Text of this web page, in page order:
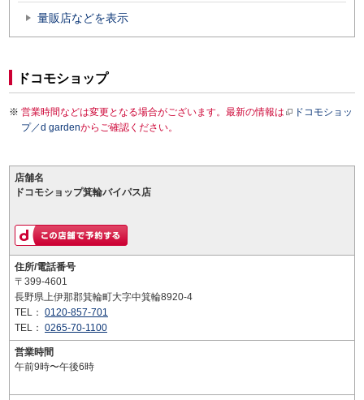
量販店などを表示
ドコモショップ
営業時間などは変更となる場合がございます。最新の情報は
ドコモショッ
プ／d gardenからご確認ください。
店舗名
ドコモショップ箕輪バイパス店
住所/電話番号
〒399-4601
長野県上伊那郡箕輪町大字中箕輪8920-4
TEL： 0120-857-701
TEL： 0265-70-1100
営業時間
午前9時〜午後6時